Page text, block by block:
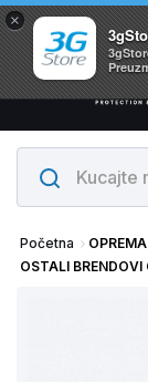
× Svi
Početna
OSTALI BRENDOVI